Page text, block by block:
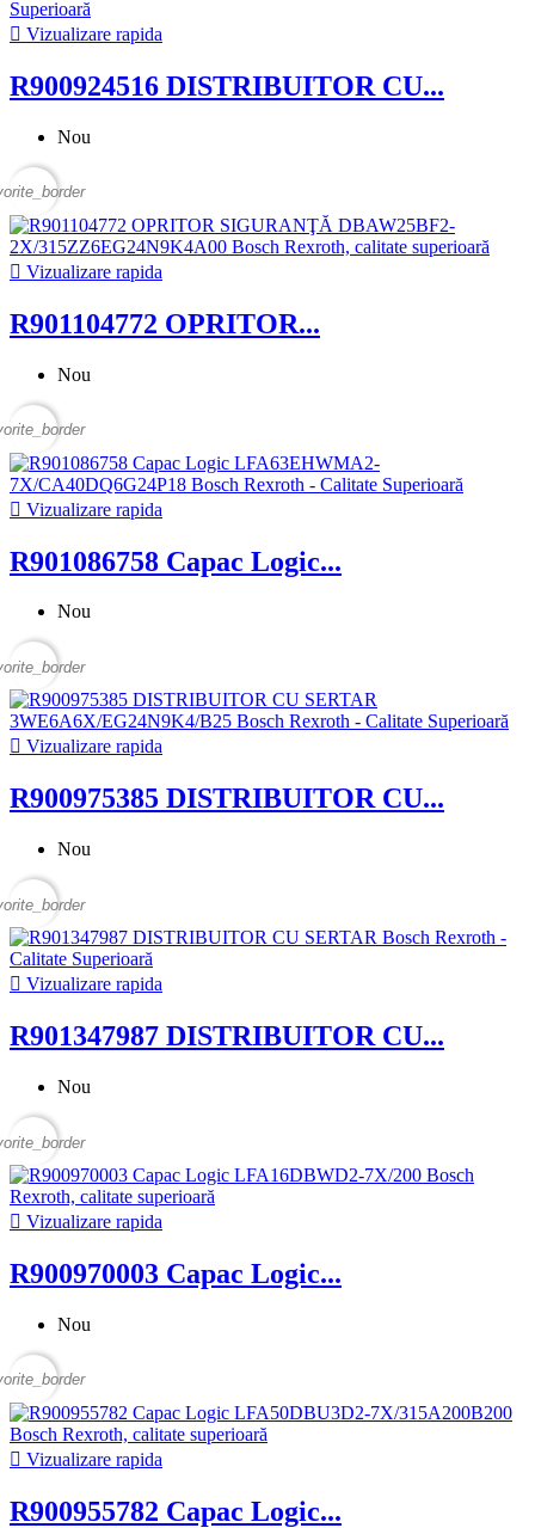
 Vizualizare rapida
R900924516 DISTRIBUITOR CU...
Nou
 Vizualizare rapida
R901104772 OPRITOR...
Nou
 Vizualizare rapida
R901086758 Capac Logic...
Nou
 Vizualizare rapida
R900975385 DISTRIBUITOR CU...
Nou
 Vizualizare rapida
R901347987 DISTRIBUITOR CU...
Nou
 Vizualizare rapida
R900970003 Capac Logic...
Nou
 Vizualizare rapida
R900955782 Capac Logic...